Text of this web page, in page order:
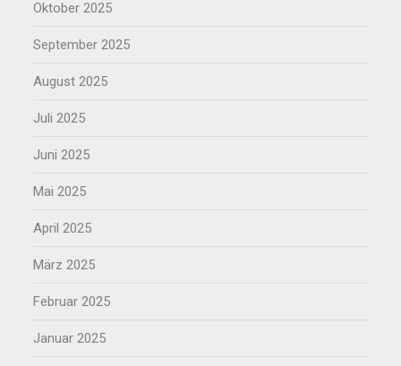
Oktober 2025
September 2025
August 2025
Juli 2025
Juni 2025
Mai 2025
April 2025
März 2025
Februar 2025
Januar 2025